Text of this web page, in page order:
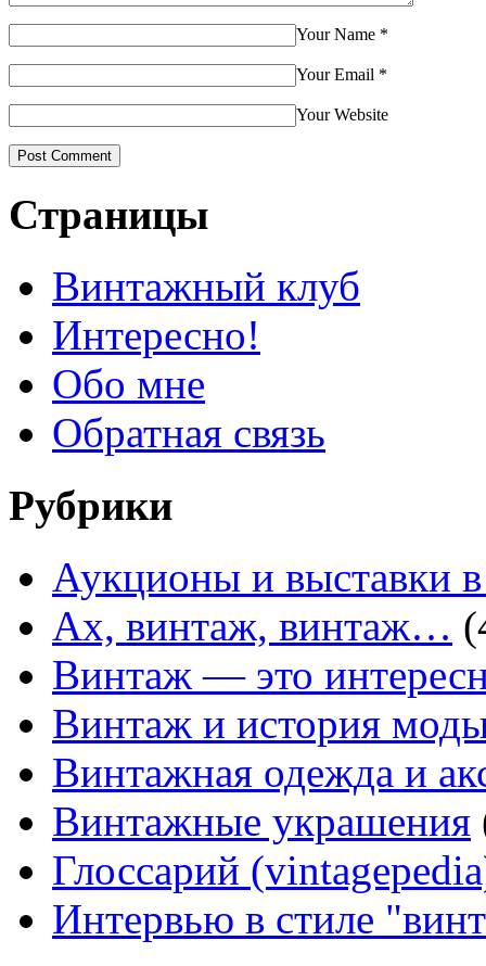
Your Name *
Your Email *
Your Website
Страницы
Винтажный клуб
Интересно!
Обо мне
Обратная связь
Рубрики
Аукционы и выставки
Ах, винтаж, винтаж…
Винтаж — это
Винтаж и история
Винтажная одежда и
Винтажные украшения
Глоссарий
Интервью в стиле